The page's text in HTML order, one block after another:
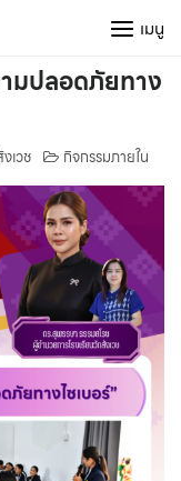
เมนู
มปลอดภัยทาง
เวช กิจกรรมภายใน